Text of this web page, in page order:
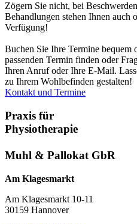
Zögern Sie nicht, bei
Behandlungen stehen Ihnen auch
Verfügung!
Buchen Sie Ihre Termine bequem
passenden Termin finden oder
Ihren Anruf oder Ihre E-Mail.
zu Ihrem Wohlbefinden gestalten!
Kontakt und Termine
Praxis für
Physiotherapie
Muhl & Pallokat GbR
Am Klagesmarkt
Am Klagesmarkt 10-11
30159 Hannover